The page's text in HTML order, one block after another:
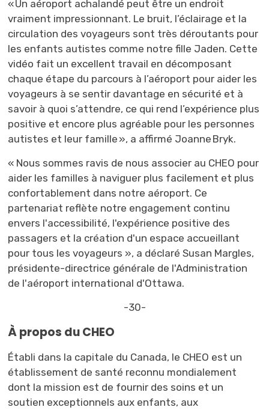
« Un aéroport achalandé peut être un endroit
vraiment impressionnant. Le bruit, l’éclairage et la
circulation des voyageurs sont très déroutants pour
les enfants autistes comme notre fille Jaden. Cette
vidéo fait un excellent travail en décomposant
chaque étape du parcours à l’aéroport pour aider les
voyageurs à se sentir davantage en sécurité et à
savoir à quoi s’attendre, ce qui rend l’expérience plus
positive et encore plus agréable pour les personnes
autistes et leur famille », a affirmé Joanne Bryk.
« Nous sommes ravis de nous associer au CHEO pour
aider les familles à naviguer plus facilement et plus
confortablement dans notre aéroport. Ce
partenariat reflète notre engagement continu
envers l'accessibilité, l'expérience positive des
passagers et la création d'un espace accueillant
pour tous les voyageurs », a déclaré Susan Margles,
présidente-directrice générale de l'Administration
de l'aéroport international d'Ottawa.
-30-
À propos du CHEO
Établi dans la capitale du Canada, le CHEO est un
établissement de santé reconnu mondialement
dont la mission est de fournir des soins et un
soutien exceptionnels aux enfants, aux